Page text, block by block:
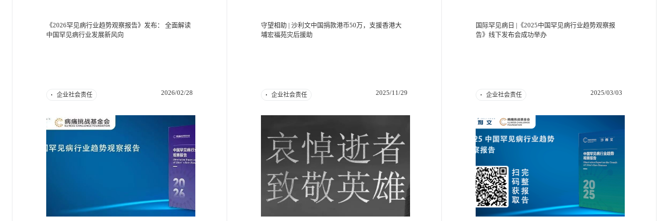
《2026罕见病行业趋势观察报告》发布： 全面解读
中国罕见病行业发展新风向
企业社会责任 2026/02/28
守望相助 | 沙利文中国捐款港币50万，支援香港大
埔宏福苑灾后援助
企业社会责任 2025/11/29
国际罕见病日 |《2025中国罕见病行业趋势观察报
告》线下发布会成功举办
企业社会责任 2025/03/03